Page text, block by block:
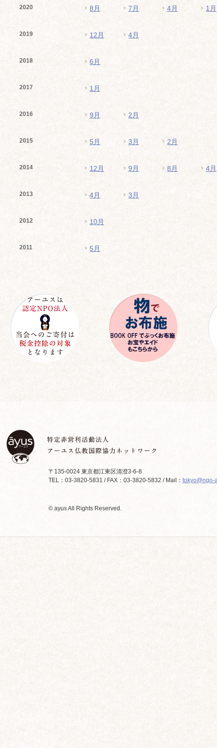
2020 8月 7月 4月 1月
2019 12月 4月
2018 6月
2017 1月
2016 9月 2月
2015 5月 3月 2月
2014 12月 9月 8月 4月
2013 4月 3月
2012 10月
2011 5月
〒135-0024 東京都江東区清澄3-6-8
TEL：03-3820-5831 / FAX：03-3820-5832 / Mail： tokyo@ngo-
© ayus All Rights Reserved.